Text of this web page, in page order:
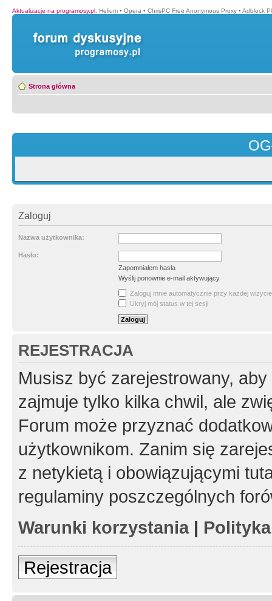
Aktualizacje na programosy.pl: Helium • Opera • ChrisPC Free Anonymous Proxy • Adblock
Strona główna
Zaloguj
Nazwa użytkownika:
Hasło:
Zapomniałem hasła
Wyślij ponownie e-mail aktywujący
Zaloguj mnie automatycznie przy każdej wizycie
Ukryj mój status w tej sesji
REJESTRACJA
Musisz być zarejestrowany,
zajmuje tylko kilka chwil, ale
Forum może przyznać
użytkownikom. Zanim się
z netykietą i obowiązującymi
regulaminy poszczególnych
Warunki korzystania|
Rejestracja